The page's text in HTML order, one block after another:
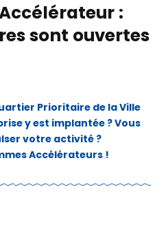
:
sont ouvertes
Prioritaire de la Ville
y est implantée ? Vous
votre activité ?
Accélérateurs !